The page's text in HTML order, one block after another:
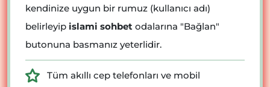
kendinize uygun bir rumuz (kullanıcı adı)
belirleyip islami sohbet odalarına "Bağlan"
butonuna basmanız yeterlidir.
Tüm akıllı cep telefonları ve mobil